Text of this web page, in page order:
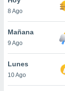
en
más
nuestra
8 Ago
Mañana
9 Ago
Lunes
10 Ago